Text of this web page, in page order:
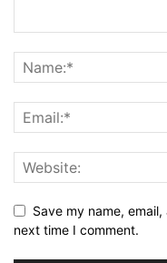
Save my name,
next time I comment.